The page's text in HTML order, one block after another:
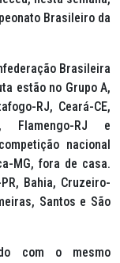
Brasileiro da
Brasileira
estão no Grupo A,
RJ, Ceará-CE,
Flamengo-RJ e
nacional
MG, fora de casa.
Bahia, Cruzeiro-
Santos e São
com o mesmo